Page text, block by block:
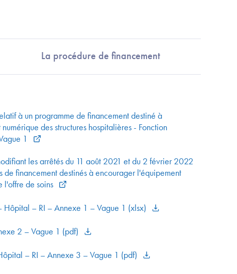
La procédure de financement
à un programme de financement destiné à
des structures hospitalières - Fonction
1
les arrêtés du 11 août 2021 et du 2 février 2022
de financement destinés à encourager l'équipement
l'offre de soins
Hôpital – RI – Annexe 1 – Vague 1 (xlsx)
2 – Vague 1 (pdf)
– RI – Annexe 3 – Vague 1 (pdf)